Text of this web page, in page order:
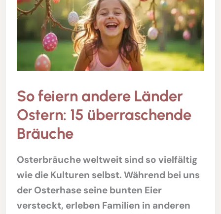
So feiern andere Länder
Ostern: 15 überraschende
Bräuche
Osterbräuche weltweit sind so vielfältig
wie die Kulturen selbst. Während bei uns
der Osterhase seine bunten Eier
versteckt, erleben Familien in anderen